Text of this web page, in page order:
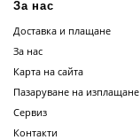
За нас
Доставка и плащане
За нас
Карта на сайта
Пазаруване на изплащане
Сервиз
Контакти